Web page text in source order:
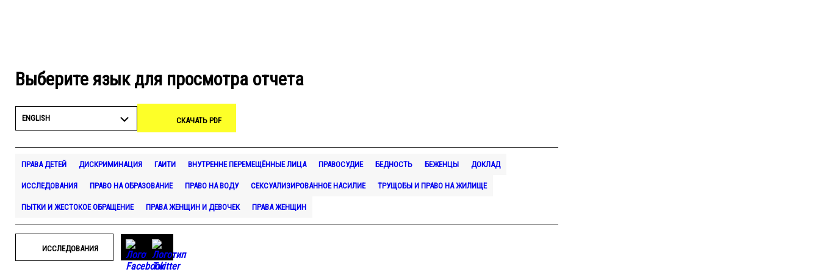
Выберите язык для просмотра отчета
ENGLISH СКАЧАТЬ PDF
ПРАВА ДЕТЕЙ ДИСКРИМИНАЦИЯ ГАИТИ ВНУТРЕННЕ ПЕРЕМЕЩЁННЫЕ ЛИЦА ПРАВОСУДИЕ БЕДНОСТЬ БЕЖЕНЦЫ ДОКЛАД
ИССЛЕДОВАНИЯ ПРАВО НА ОБРАЗОВАНИЕ ПРАВО НА ВОДУ СЕКСУАЛИЗИРОВАННОЕ НАСИЛИЕ ТРУЩОБЫ И ПРАВО НА ЖИЛИЩЕ
ПЫТКИ И ЖЕСТОКОЕ ОБРАЩЕНИЕ ПРАВА ЖЕНЩИН И ДЕВОЧЕК ПРАВА ЖЕНЩИН
ИССЛЕДОВАНИЯ